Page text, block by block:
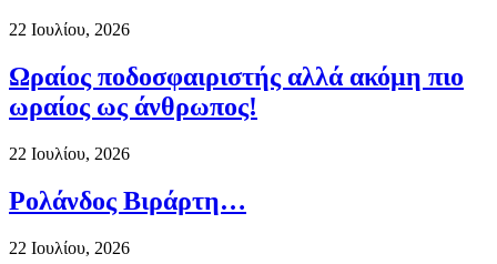
22 Ιουλίου, 2026
Ωραίος ποδοσφαιριστής αλλά ακόμη πιο
ωραίος ως άνθρωπος!
22 Ιουλίου, 2026
Ρολάνδος Βιράρτη…
22 Ιουλίου, 2026